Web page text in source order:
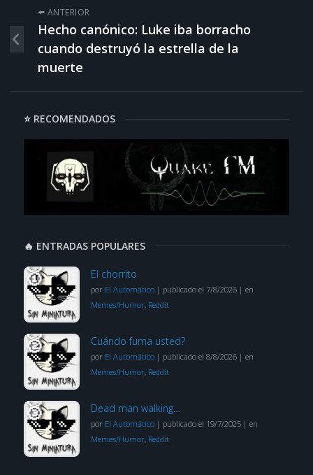
⬅️ ANTERIOR
Hecho canónico: Luke iba borracho
cuando destruyó la estrella de la
muerte
⭐ RECOMENDADOS
🔥 ENTRADAS POPULARES
El chorrito
por El Automático| publicado el 7/8/2026| en
Memes/Humor, Reddit
Cuándo fuma usted?
por El Automático| publicado el 8/8/2026| en
Memes/Humor, Reddit
Dead man walking…
por El Automático| publicado el 19/7/2025| en
Memes/Humor, Reddit